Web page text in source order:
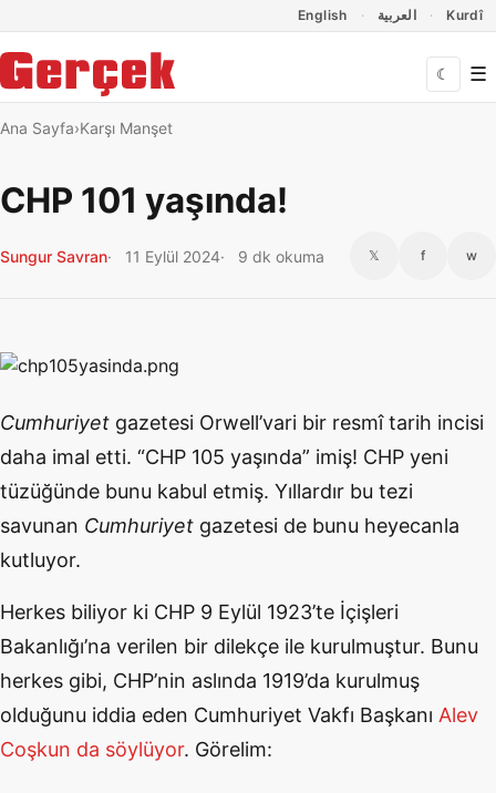
English العربية Kurdî
☾ ☰
Ana Sayfa Karşı Manşet
CHP 101 yaşında!
Sungur Savran 11 Eylül 2024 9 dk okuma 𝕏 f w
Cumhuriyet gazetesi Orwell’vari bir resmî tarih incisi
daha imal etti. “CHP 105 yaşında” imiş! CHP yeni
tüzüğünde bunu kabul etmiş. Yıllardır bu tezi
savunan Cumhuriyet gazetesi de bunu heyecanla
kutluyor.
Herkes biliyor ki CHP 9 Eylül 1923’te İçişleri
Bakanlığı’na verilen bir dilekçe ile kurulmuştur. Bunu
herkes gibi, CHP’nin aslında 1919’da kurulmuş
olduğunu iddia eden Cumhuriyet Vakfı Başkanı Alev
Coşkun da söylüyor. Görelim: